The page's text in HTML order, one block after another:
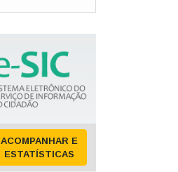
ACOMPANHAR E
ESTATÍSTICAS